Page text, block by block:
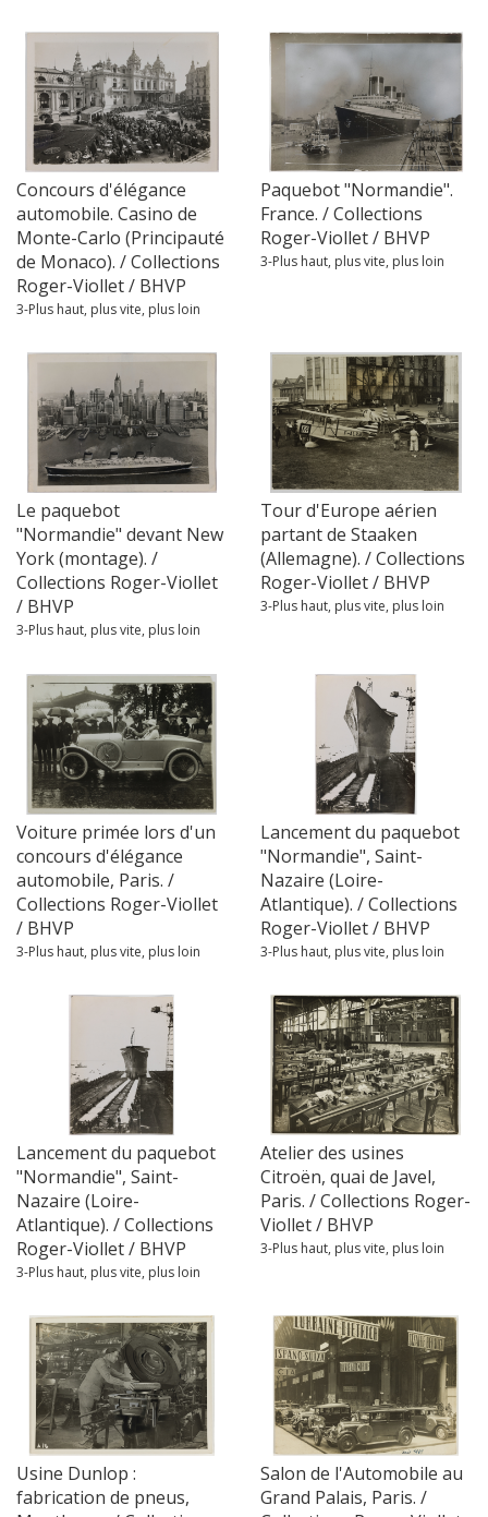
Concours d'élégance
automobile. Casino de
Monte-Carlo (Principauté
de Monaco). / Collections
Roger-Viollet / BHVP
3-Plus haut, plus vite, plus loin
Paquebot "Normandie".
France. / Collections
Roger-Viollet / BHVP
3-Plus haut, plus vite, plus loin
Le paquebot
"Normandie" devant New
York (montage). /
Collections Roger-Viollet
/ BHVP
3-Plus haut, plus vite, plus loin
Tour d'Europe aérien
partant de Staaken
(Allemagne). / Collections
Roger-Viollet / BHVP
3-Plus haut, plus vite, plus loin
Voiture primée lors d'un
concours d'élégance
automobile, Paris. /
Collections Roger-Viollet
/ BHVP
3-Plus haut, plus vite, plus loin
Lancement du paquebot
"Normandie", Saint-
Nazaire (Loire-
Atlantique). / Collections
Roger-Viollet / BHVP
3-Plus haut, plus vite, plus loin
Lancement du paquebot
"Normandie", Saint-
Nazaire (Loire-
Atlantique). / Collections
Roger-Viollet / BHVP
3-Plus haut, plus vite, plus loin
Atelier des usines
Citroën, quai de Javel,
Paris. / Collections Roger-
Viollet / BHVP
3-Plus haut, plus vite, plus loin
Usine Dunlop :
fabrication de pneus,
Salon de l'Automobile au
Grand Palais, Paris. /